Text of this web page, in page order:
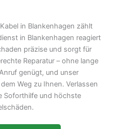
in Blankenhagen zählt
in Blankenhagen reagiert
präzise und sorgt für
Reparatur – ohne lange
genügt, und unser
Weg zu Ihnen. Verlassen
Soforthilfe und höchste